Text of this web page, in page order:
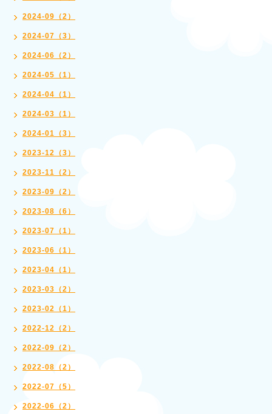
2024-09（2）
2024-07（3）
2024-06（2）
2024-05（1）
2024-04（1）
2024-03（1）
2024-01（3）
2023-12（3）
2023-11（2）
2023-09（2）
2023-08（6）
2023-07（1）
2023-06（1）
2023-04（1）
2023-03（2）
2023-02（1）
2022-12（2）
2022-09（2）
2022-08（2）
2022-07（5）
2022-06（2）